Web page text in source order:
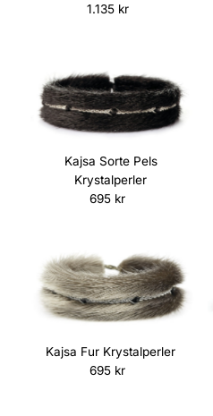
Normalpris
1.135 kr
Kajsa Sorte Pels
Krystalperler
Normalpris
695 kr
Kajsa Fur Krystalperler
Normalpris
695 kr